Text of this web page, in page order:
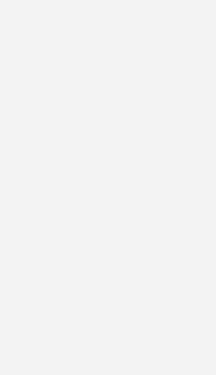
Problem mit dem SBZ
erhalten Sie regelmäßig von uns
und Neuigkeiten, gebündelt und
Postfach.
Newsletter bin ich damit einverstanden, über
und Online-Angebote
& Co. KG
jederzeit widerrufen und eine Abmeldung ist
zum Umgang mit Daten finden Sie